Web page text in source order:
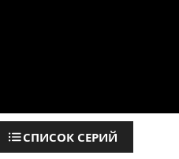
СПИСОК СЕРИЙ